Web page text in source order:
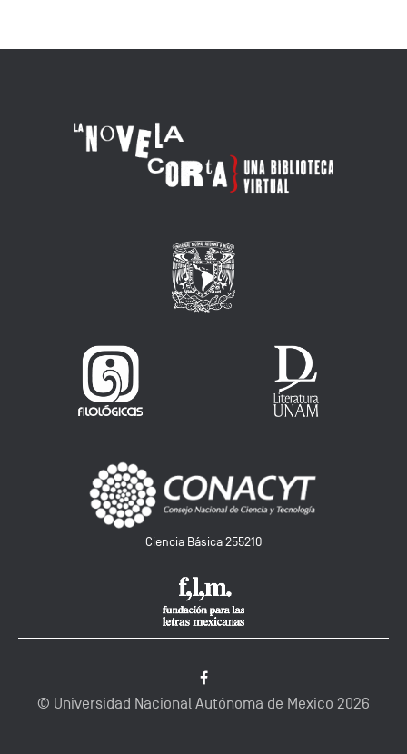
Ciencia Básica 255210
© Universidad Nacional Autónoma de Mexico 2026